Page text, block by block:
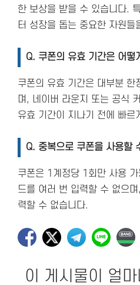
한 보상을 받을 수 있습니다.
터 성장을 돕는 중요한 자원들
Q. 쿠폰의 유효 기간은 어떻
쿠폰의 유효 기간은 대부분 한
며, 네이버 라운지 또는 공식
유효 기간이 지나기 전에 빠르
Q. 중복으로 쿠폰을 사용할
쿠폰은 1계정당 1회만 사용
드를 여러 번 입력할 수 없으
력할 수 없습니다​.
이 게시물이 얼